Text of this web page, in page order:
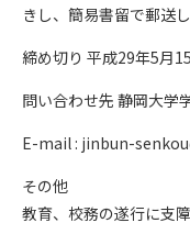
きし、簡易書留で郵送
締め切り 平成29年5月
問い合わせ先 静岡大学
E-mail : jinbun-
その他
教育、校務の遂行に支